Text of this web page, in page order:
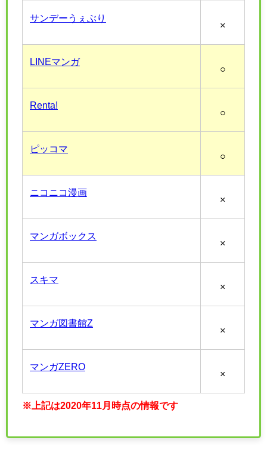
サンデーうぇぶり
×
LINEマンガ
○
Renta!
○
ピッコマ
○
ニコニコ漫画
×
マンガボックス
×
スキマ
×
マンガ図書館Z
×
マンガZERO
×
※上記は2020年11月時点の情報です